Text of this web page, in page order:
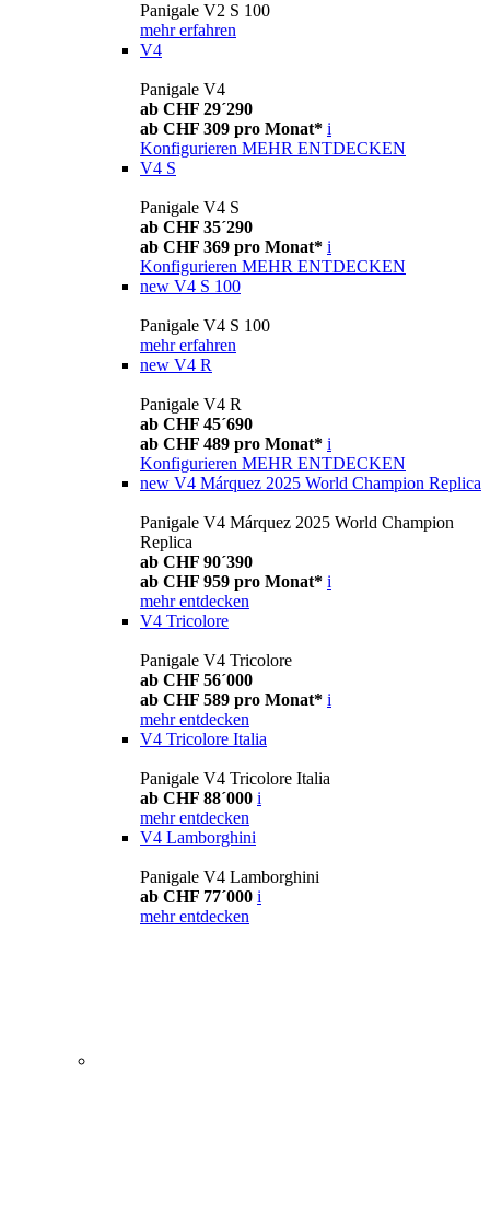
Panigale V2 S 100
mehr erfahren
V4
Panigale V4
ab CHF 29´290
ab CHF 309 pro Monat* i
Konfigurieren MEHR ENTDECKEN
V4 S
Panigale V4 S
ab CHF 35´290
ab CHF 369 pro Monat* i
Konfigurieren MEHR ENTDECKEN
new V4 S 100
Panigale V4 S 100
mehr erfahren
new V4 R
Panigale V4 R
ab CHF 45´690
ab CHF 489 pro Monat* i
Konfigurieren MEHR ENTDECKEN
new V4 Márquez 2025 World Champion Replica
Panigale V4 Márquez 2025 World Champion
Replica
ab CHF 90´390
ab CHF 959 pro Monat* i
mehr entdecken
V4 Tricolore
Panigale V4 Tricolore
ab CHF 56´000
ab CHF 589 pro Monat* i
mehr entdecken
V4 Tricolore Italia
Panigale V4 Tricolore Italia
ab CHF 88´000 i
mehr entdecken
V4 Lamborghini
Panigale V4 Lamborghini
ab CHF 77´000 i
mehr entdecken